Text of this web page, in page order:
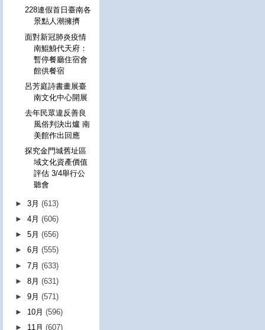
228連假首日臺南各
景點人潮擁擠
面對新冠肺炎疫情
南鯤鯓代天府：
暫停餐廳住宿會
館供餐宿
呂芳庭詩書畫展臺
南文化中心開展
去年民眾違反善良
風俗判決出爐 南
美館作出回應
探究金門城舊址區
域文化資產價值
評估 3/4舉行公
聽會
►3月(613)
►4月(606)
►5月(656)
►6月(555)
►7月(633)
►8月(631)
►9月(571)
► 10月(596)
► 11月(607)